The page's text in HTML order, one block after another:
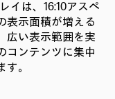
イは、16:10アスペ
表示面積が増える
広い表示範囲を実
コンテンツに集中
。